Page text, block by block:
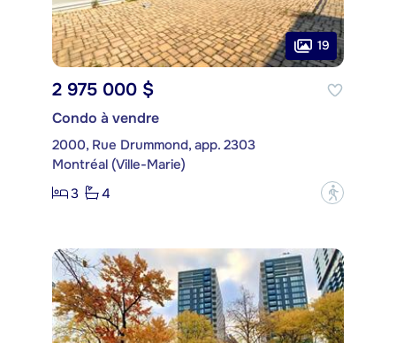
19
2 975 000 $
Condo à vendre
2000, Rue Drummond, app. 2303
Montréal (Ville-Marie)
3
4 ?